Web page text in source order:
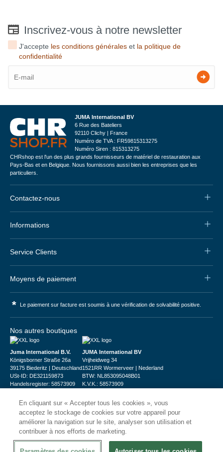
Inscrivez-vous à notre newsletter
J'accepte les conditions générales et la politique de
confidentialité
JUMA International BV
6 Rue des Bateliers
92110 Clichy | France
Numéro de TVA : FR59815313275
Numéro Siren : 815313275
CHRshop est l'un des plus grands fournisseurs de matériel de restauration aux
Pays-Bas et en Belgique. Nous fournissons aussi bien les entreprises que les
particuliers.
Contactez-nous
Informations
Service Clients
Moyens de paiement
* Le paiement sur facture est soumis à une vérification de solvabilité positive.
Nos autres boutiques
Juma International B.V.
Königsborner Straße 26a
39175 Biederitz | Deutschland
USt-ID: DE321159873
Handelsregister: 58573909
JUMA International BV
Vrijheidweg 34
1521RR Wormerveer | Nederland
BTW: NL853095048B01
K.V.K.: 58573909
© 2026CHRshop
En cliquant sur « Accepter tous les cookies », vous
acceptez le stockage de cookies sur votre appareil pour
améliorer la navigation sur le site, analyser son utilisation et
contribuer à nos efforts de marketing.